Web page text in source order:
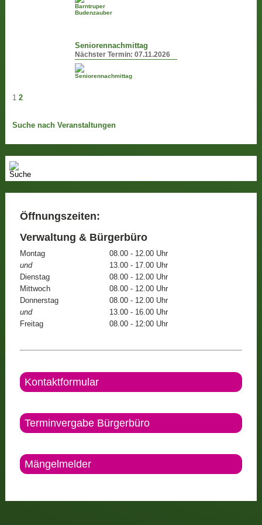
Seniorennachmittag
Nächster Termin:07.11.2026
1 2
Suche nach Veranstaltungen
Öffnungszeiten:
Verwaltung & Bürgerbüro
Montag
08.00 - 12.00 Uhr
und
13.00 - 17.00 Uhr
Dienstag
08.00 - 12.00 Uhr
Mittwoch
08.00 - 12.00 Uhr
Donnerstag
08.00 - 12.00 Uhr
und
13.00 - 16.00 Uhr
Freitag
08.00 - 12:00 Uhr
Kontaktformular
Terminvergabe Bürgerbüro
Mängelmelder